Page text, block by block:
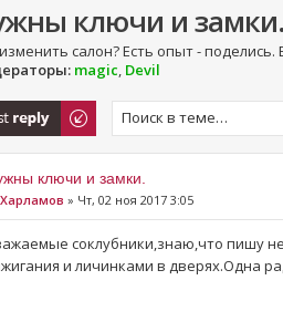
ключи и замки.
салон? Есть опыт - поделись.
magic, Devil
ключи и замки.
Харламов » Чт, 02 ноя 2017 3:05
соклубники,знаю,что пишу
и личинками в дверях.Одна